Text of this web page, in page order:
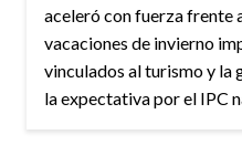
aceleró con fuerza frente
vacaciones de invierno
vinculados al turismo y la
la expectativa por el IPC